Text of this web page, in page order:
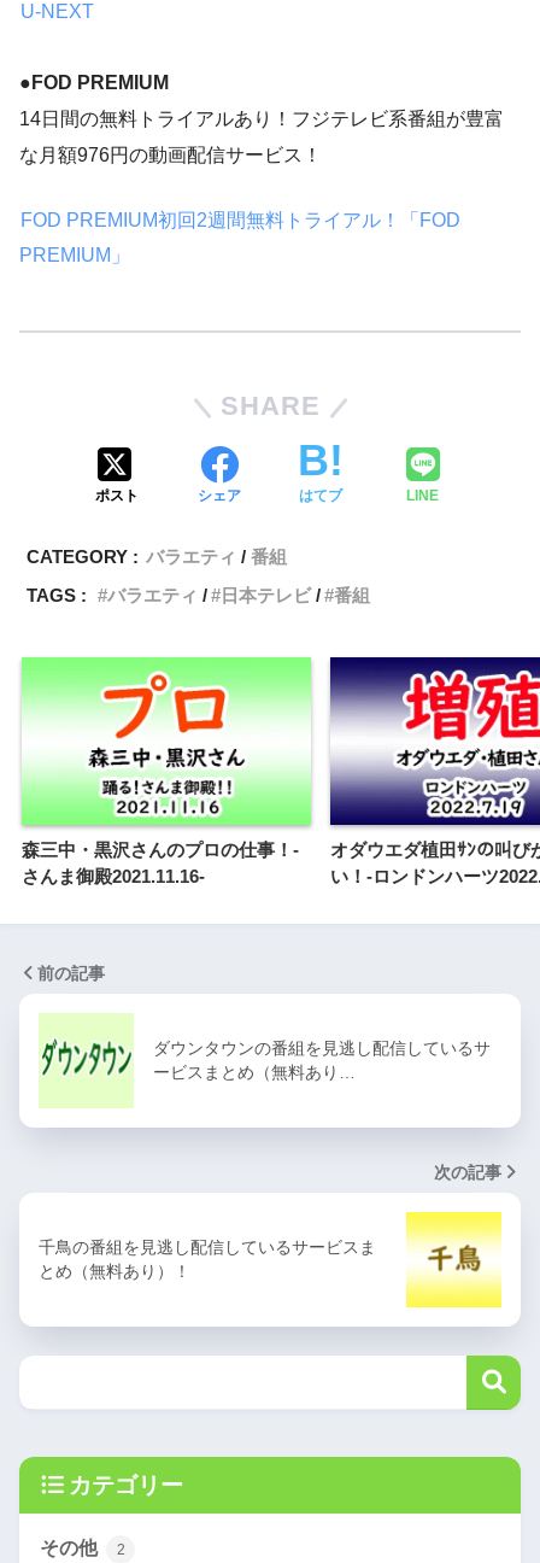
U-NEXT
● FOD PREMIUM
14日間の無料トライアルあり！フジテレビ系番組が豊富
な月額976円の動画配信サービス！
FOD PREMIUM初回2週間無料トライアル！「FOD
PREMIUM」
SHARE
ポスト シェア はてブ LINE
CATEGORY : バラエティ
番組
TAGS :
バラエティ 日本テレビ 番組
森三中・黒沢さんのプロの仕事！-
さんま御殿2021.11.16-
オダウエダ植田ｻﾝの叫び
い！-ロンドンハーツ
前の記事
ダウンタウンの番組を見逃し配信しているサ
ービスまとめ（無料あり…
次の記事
千鳥の番組を見逃し配信しているサービスま
とめ（無料あり）！
カテゴリー
その他 2